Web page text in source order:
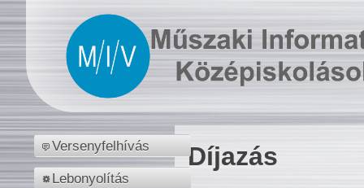
Versenyfelhívás
Lebonyolítás
Díjazás